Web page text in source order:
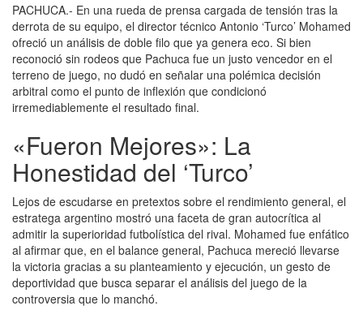
PACHUCA.- En una rueda de prensa cargada de tensión tras la
derrota de su equipo, el director técnico Antonio ‘Turco’ Mohamed
ofreció un análisis de doble filo que ya genera eco. Si bien
reconoció sin rodeos que Pachuca fue un justo vencedor en el
terreno de juego, no dudó en señalar una polémica decisión
arbitral como el punto de inflexión que condicionó
irremediablemente el resultado final.
«Fueron Mejores»: La
Honestidad del ‘Turco’
Lejos de escudarse en pretextos sobre el rendimiento general, el
estratega argentino mostró una faceta de gran autocrítica al
admitir la superioridad futbolística del rival. Mohamed fue enfático
al afirmar que, en el balance general, Pachuca mereció llevarse
la victoria gracias a su planteamiento y ejecución, un gesto de
deportividad que busca separar el análisis del juego de la
controversia que lo manchó.